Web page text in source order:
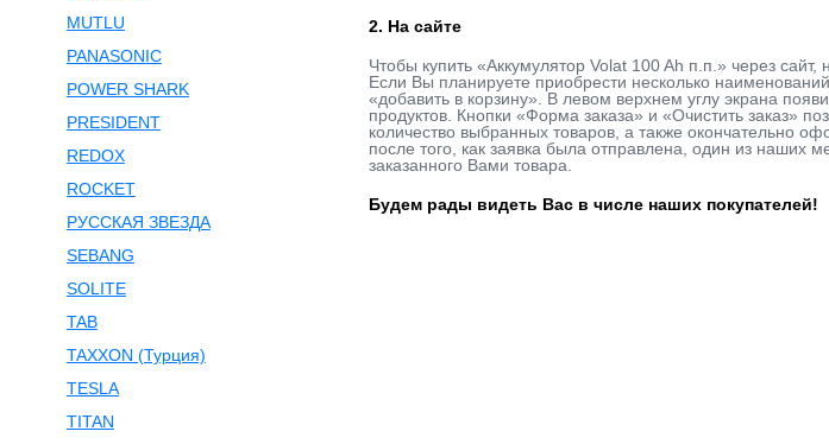
MUTLU
PANASONIC
POWER SHARK
PRESIDENT
REDOX
ROCKET
РУССКАЯ ЗВЕЗДА
SEBANG
SOLITE
TAB
TAXXON (Турция)
TESLA
TITAN
2. На сайте
Чтобы купить «Аккумулятор Volat 100 Ah п.п.» через
Если Вы планируете приобрести несколько
«добавить в корзину». В левом верхнем углу экрана
продуктов. Кнопки «Форма заказа» и «Очистить заказ»
количество выбранных товаров, а также окончательно
после того, как заявка была отправлена, один из наших
заказанного Вами товара.
Будем рады видеть Вас в числе наших покупателей!